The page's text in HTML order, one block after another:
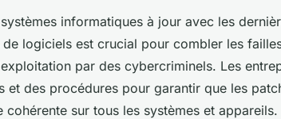
informatiques à jour avec les
logiciels est crucial pour combler les
par des cybercriminels. Les
et des procédures pour garantir que les
cohérente sur tous les systèmes et appareils.